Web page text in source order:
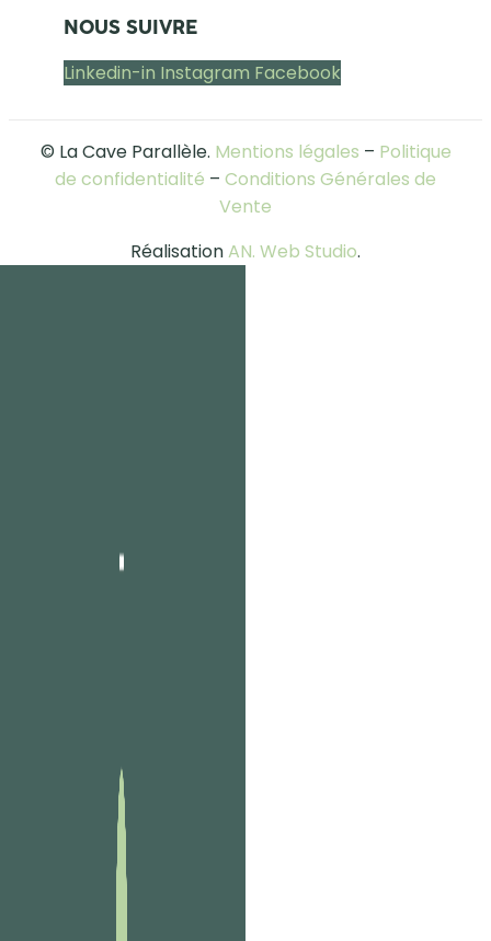
NOUS SUIVRE
Linkedin-in Instagram Facebook
© La Cave Parallèle. Mentions légales – Politique
de confidentialité – Conditions Générales de
Vente
RéalisationAN. Web Studio.